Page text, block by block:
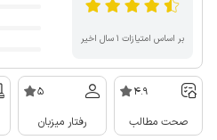
بر اساس امتیازات ۱ سال اخیر
4.9
صحت مطالب
5
رفتار میزبان